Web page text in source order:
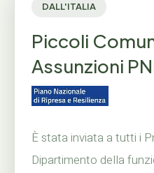
DALL'ITALIA
Piccoli
Assunzioni
È stata inviata a tutti i
Dipartimento della